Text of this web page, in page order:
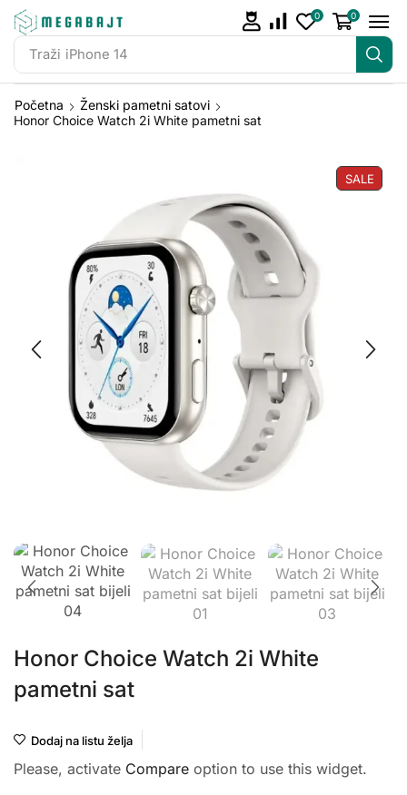
Traži iPhone 14
0 0
Početna
Ženski pametni satovi
Honor Choice Watch 2i White pametni sat
SALE
Honor Choice Watch 2i White
pametni sat
Dodaj na listu želja
Please, activate Compare option to use this widget.